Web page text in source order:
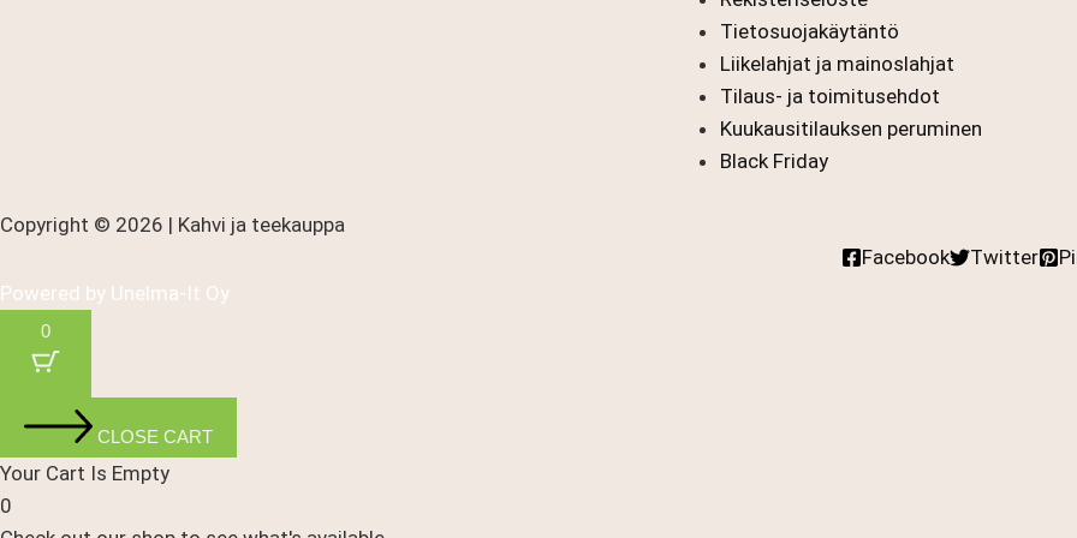
Tietosuojakäytäntö
Liikelahjat ja mainoslahjat
Tilaus- ja toimitusehdot
Kuukausitilauksen peruminen
Black Friday
Copyright © 2026 | Kahvi ja teekauppa
Powered by Unelma-It Oy
Facebook Twitter
0
CLOSE CART
Your Cart Is Empty
0